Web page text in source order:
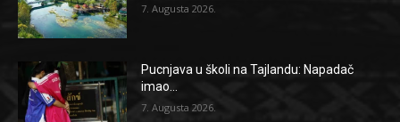
7. Augusta 2026.
Pucnjava u školi na Tajlandu: Napadač
imao...
7. Augusta 2026.